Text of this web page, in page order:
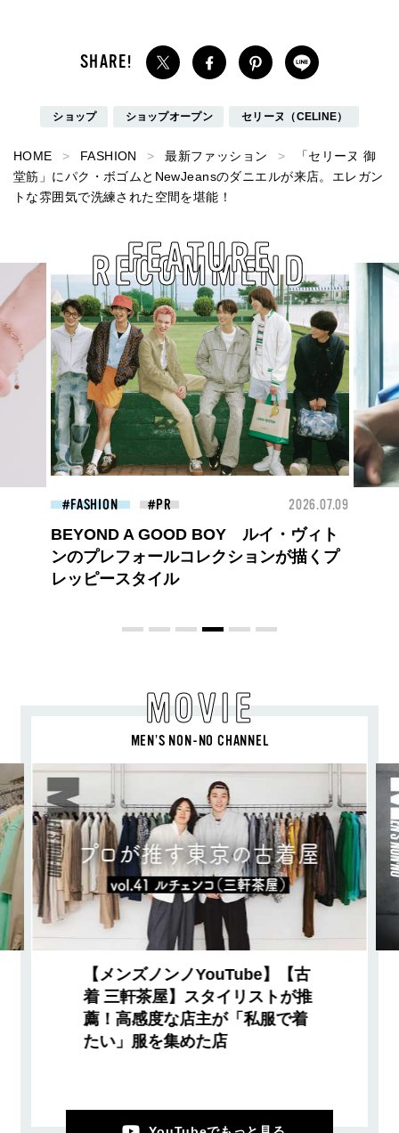
ショップ ショップオープン セリーヌ（CELINE）
HOME FASHION 最新ファッション
「セリーヌ 御
堂筋」にパク・ボゴムとNewJeansのダニエルが来店。エレガン
トな雰囲気で洗練された空間を堪能！
RECOMMEND
FEATURE
BEAUTY 2026.07.27
大胆不敵で、どこまでも自由。
BALLISTIK BOYZ 砂田将宏がまとう
COACHの新作フレグランス「コーチ ピ
MOVIE
MEN’S NON-NO CHANNEL
【メンズノンノYouTube】【古
着 三軒茶屋】スタイリストが推
薦！高感度な店主が「私服で着
たい」服を集めた店